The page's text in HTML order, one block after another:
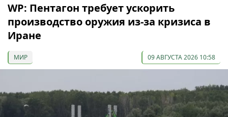
WP: Пентагон требует ускорить
производство оружия из-за кризиса в
Иране
МИР 09 АВГУСТА 2026 10:58